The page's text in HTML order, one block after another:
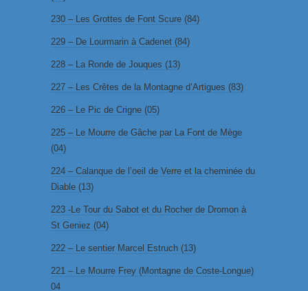
230 – Les Grottes de Font Scure (84)
229 – De Lourmarin à Cadenet (84)
228 – La Ronde de Jouques (13)
227 – Les Crêtes de la Montagne d’Artigues (83)
226 – Le Pic de Crigne (05)
225 – Le Mourre de Gâche par La Font de Mège
(04)
224 – Calanque de l’oeil de Verre et la cheminée du
Diable (13)
223 -Le Tour du Sabot et du Rocher de Dromon à
St Geniez (04)
222 – Le sentier Marcel Estruch (13)
221 – Le Mourre Frey (Montagne de Coste-Longue)
04